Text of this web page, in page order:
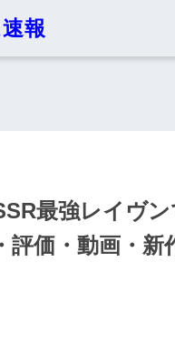
報
最強レイヴ
評価・動画・